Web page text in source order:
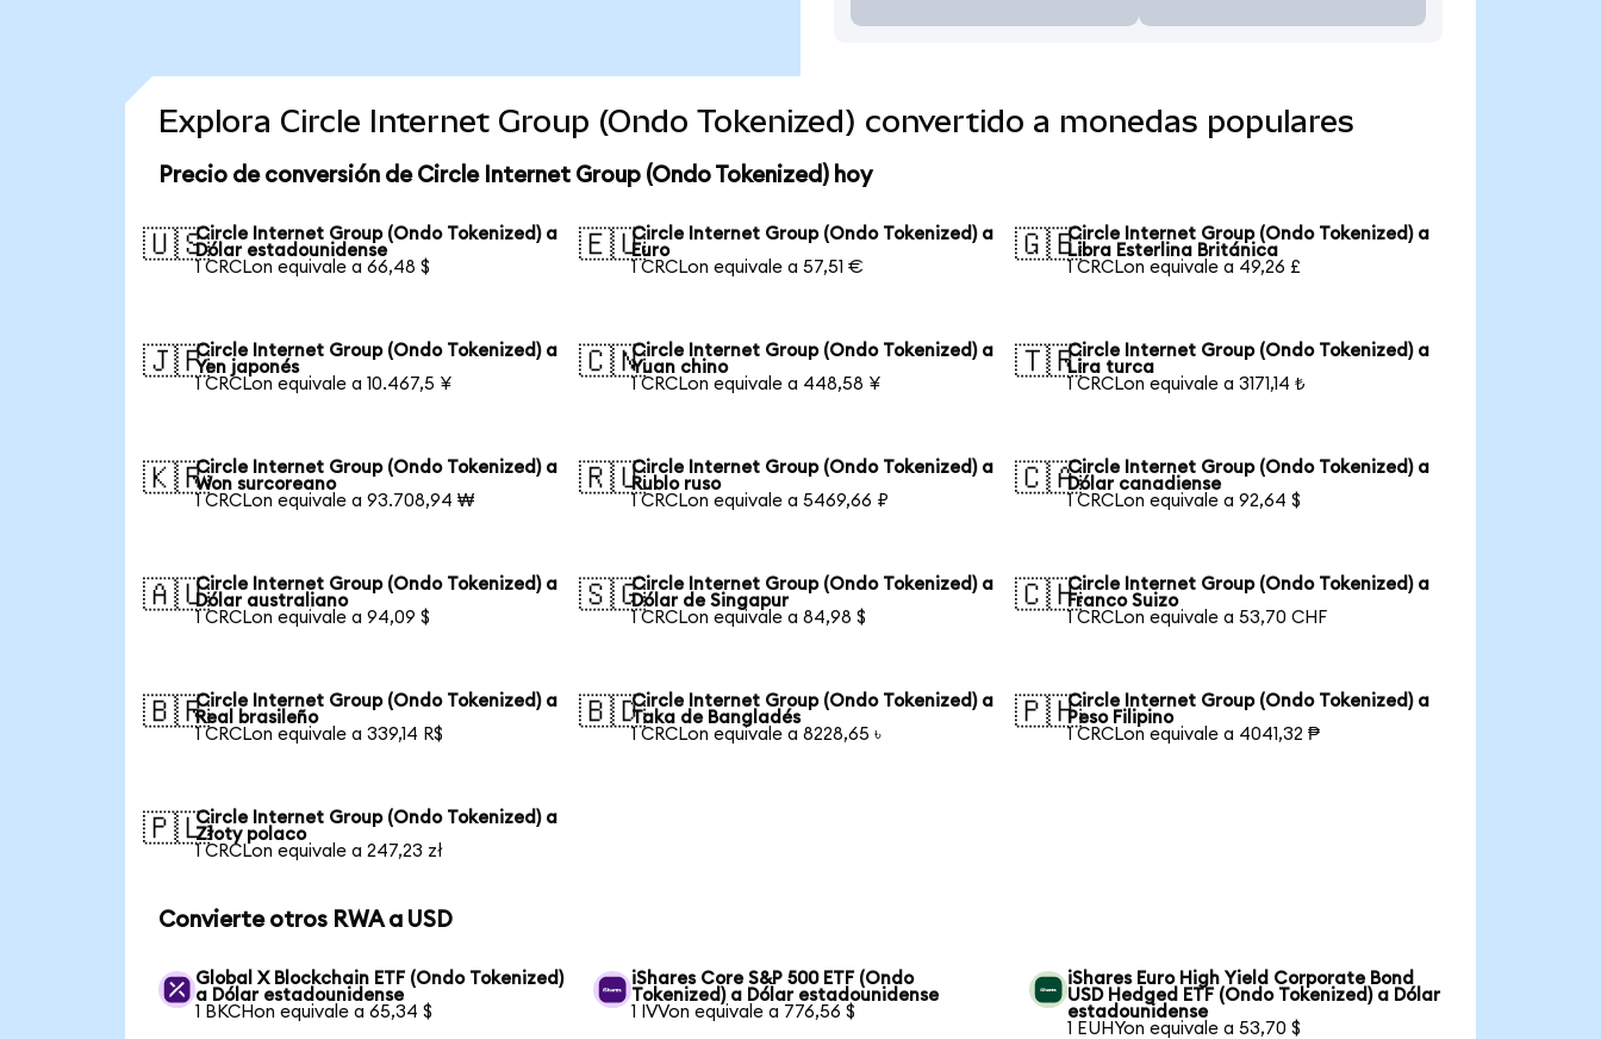
Explora Circle Internet Group (Ondo Tokenized) convertido a monedas populares
Precio de conversión de Circle Internet Group (Ondo Tokenized) hoy
🇺🇸Circle Internet Group (Ondo Tokenized) a
Dólar estadounidense
1 CRCLon equivale a 66,48 $
🇪🇺Circle Internet Group (Ondo Tokenized) a
Euro
1 CRCLon equivale a 57,51 €
🇬🇧Circle Internet Group (Ondo Tokenized) a
Libra Esterlina Británica
1 CRCLon equivale a 49,26 £
🇯🇵Circle Internet Group (Ondo Tokenized) a
Yen japonés
1 CRCLon equivale a 10.467,5 ¥
🇨🇳Circle Internet Group (Ondo Tokenized) a
Yuan chino
1 CRCLon equivale a 448,58 ¥
🇹🇷Circle Internet Group (Ondo Tokenized) a
Lira turca
1 CRCLon equivale a 3171,14 ₺
🇰🇷Circle Internet Group (Ondo Tokenized) a
Won surcoreano
1 CRCLon equivale a 93.708,94 ₩
🇷🇺Circle Internet Group (Ondo Tokenized) a
Rublo ruso
1 CRCLon equivale a 5469,66 ₽
🇨🇦Circle Internet Group (Ondo Tokenized) a
Dólar canadiense
1 CRCLon equivale a 92,64 $
🇦🇺Circle Internet Group (Ondo Tokenized) a
Dólar australiano
1 CRCLon equivale a 94,09 $
🇸🇬Circle Internet Group (Ondo Tokenized) a
Dólar de Singapur
1 CRCLon equivale a 84,98 $
🇨🇭Circle Internet Group (Ondo Tokenized) a
Franco Suizo
1 CRCLon equivale a 53,70 CHF
🇧🇷Circle Internet Group (Ondo Tokenized) a
Real brasileño
1 CRCLon equivale a 339,14 R$
🇧🇩Circle Internet Group (Ondo Tokenized) a
Taka de Bangladés
1 CRCLon equivale a 8228,65 ৳
🇵🇭Circle Internet Group (Ondo Tokenized) a
Peso Filipino
1 CRCLon equivale a 4041,32 ₱
🇵🇱Circle Internet Group (Ondo Tokenized) a
Złoty polaco
1 CRCLon equivale a 247,23 zł
Convierte otros RWA a USD
Global X Blockchain ETF (Ondo Tokenized)
a Dólar estadounidense
1 BKCHon equivale a 65,34 $
iShares Core S&P 500 ETF (Ondo
Tokenized) a Dólar estadounidense
1 IVVon equivale a 776,56 $
iShares Euro High Yield Corporate Bond
USD Hedged ETF (Ondo Tokenized) a Dólar
estadounidense
1 EUHYon equivale a 53,70 $